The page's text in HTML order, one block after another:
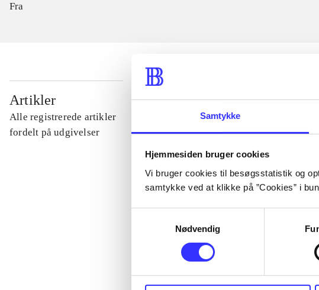
Samtykke
Hjemmesiden bruger cookies
Vi bruger cookies til besøgsstatistik og
samtykke ved at klikke på ”Cookies” i
Nødvendig
Fra
Artikler
Alle registrerede artikler
fordelt på udgivelser
...
...
...